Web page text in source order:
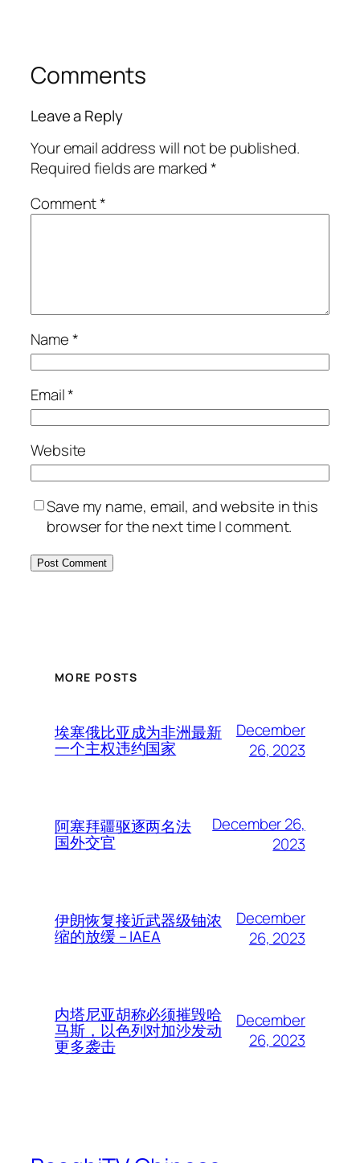
Comments
Leave a Reply
Your email address will not be published.
Required fields are marked*
Comment*
Name*
Email*
Website
Save my name, email, and website in this
browser for the next time I comment.
MORE POSTS
埃塞俄比亚成为非洲最新
一个主权违约国家
December
26, 2023
阿塞拜疆驱逐两名法
国外交官
December 26,
2023
伊朗恢复接近武器级铀浓
缩的放缓 – IAEA
December
26, 2023
内塔尼亚胡称必须摧毁哈
马斯，以色列对加沙发动
更多袭击
December
26, 2023